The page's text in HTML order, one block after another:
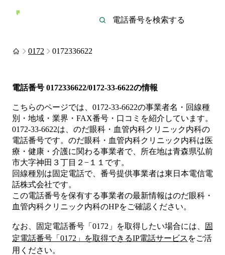
0172 0172336622
電話番号 0172336622/0172-33-6622の情報
こちらのページでは、 0172-33-6622の事業者名・回線種
別・地域・業界・FAX番号・口コミを紹介しています。
0172-33-6622は、 のだ眼科・血管内科クリニック内科の
電話番号です。 のだ眼科・血管内科クリニック内科は医
療・健康・介護に関わる事業者で、所在地は青森県弘前
市大字神田３丁目２−１１ です。
回線種別は固定電話で、番号提供事業者は東日本電信電
話株式会社です。
この電話番号を保有する事業者の最新情報はのだ眼科・
血管内科クリニック内科のHPをご確認ください。
なお、固定電話番号「 0172 」を取得したい場合には、
固
定電話番号「 0172 」を取得できるIP電話サービス をご活
用ください。